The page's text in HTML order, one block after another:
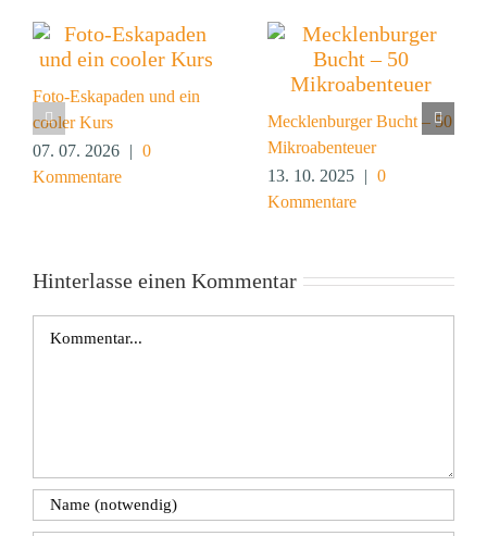
Foto-Eskapaden und ein
cooler Kurs
07. 07. 2026 | 0
Kommentare
Mecklenburger Bucht – 50
Mikroabenteuer
13. 10. 2025 | 0
Kommentare
Hinterlasse einen Kommentar
Kommentar